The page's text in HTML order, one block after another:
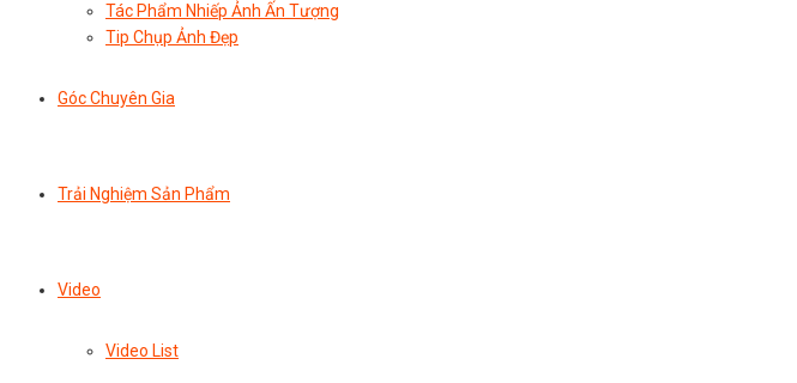
Tác Phẩm Nhiếp Ảnh Ấn Tượng
Tip Chụp Ảnh Đẹp
Góc Chuyên Gia
Trải Nghiệm Sản Phẩm
Video
Video List